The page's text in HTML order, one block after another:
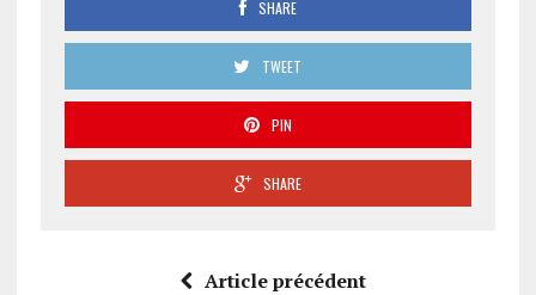
SHARE
TWEET
PIN
SHARE
Article précédent